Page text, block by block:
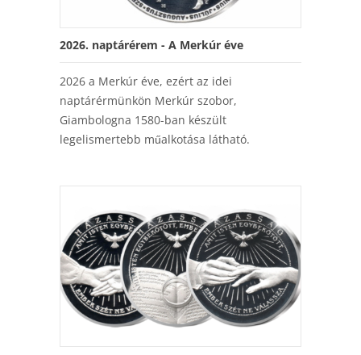
2026. naptárérem - A Merkúr éve
2026 a Merkúr éve, ezért az idei
naptárérmünkön Merkúr szobor,
Giambologna 1580-ban készült
legelismertebb műalkotása látható.